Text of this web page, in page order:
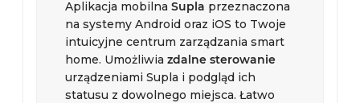
Aplikacja mobilna Supla przeznaczona
na systemy Android oraz iOS to Twoje
intuicyjne centrum zarządzania smart
home. Umożliwia zdalne sterowanie
urządzeniami Supla i podgląd ich
statusu z dowolnego miejsca. Łatwo